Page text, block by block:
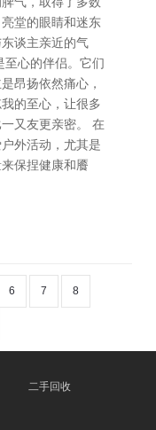
堂的眼睛和迷东
谈主亲近的气
至心的伴侣。它们
昂扬依然痛心，
的至心，让很多
又友更亲密。 在
外活动，尤其是
保捏健康和餍
6 7 8
二手回收